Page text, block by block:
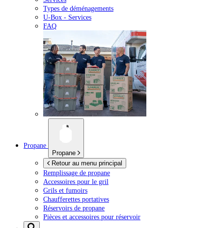
Types de déménagements
U-Box - Services
FAQ
Propane
Propane
Retour au menu principal
Remplissage de propane
Accessoires pour le gril
Grils et fumoirs
Chaufferettes portatives
Réservoirs de propane
Pièces et accessoires pour réservoir